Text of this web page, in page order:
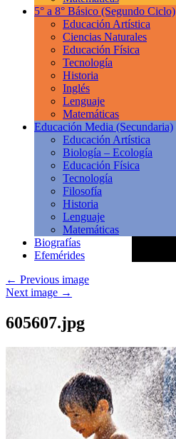
5° a 8° Básico (Segundo Ciclo)
Educación Artística
Ciencias Naturales
Educación Física
Tecnología
Historia
Inglés
Lenguaje
Matemáticas
Educación Media (Secundaria)
Educación Artística
Biología – Ecología
Educación Física
Tecnología
Filosofía
Historia
Lenguaje
Matemáticas
Biografías
Efemérides
← Previous image
Next image →
605607.jpg